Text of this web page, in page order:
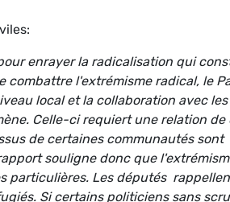
enrayer la radicalisation qui
l'extrémisme radical, le
local et la collaboration avec les
Celle-ci requiert une relation de
de certaines communautés sont
souligne donc que
particulières. Les députés
Si certains politiciens sans